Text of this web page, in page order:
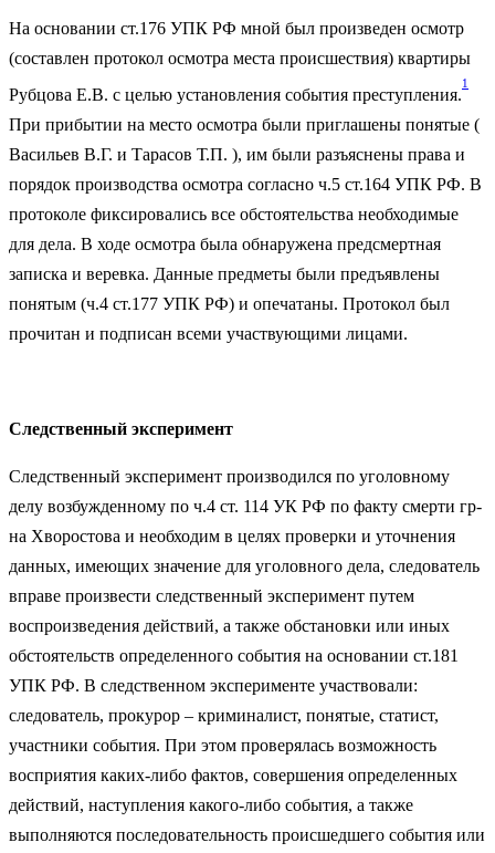
На основании ст.176 УПК РФ мной был произведен осмотр
(составлен протокол осмотра места происшествия) квартиры
Рубцова Е.В. с целью установления события преступления.
1
При прибытии на место осмотра были приглашены понятые (
Васильев В.Г. и Тарасов Т.П. ), им были разъяснены права и
порядок производства осмотра согласно ч.5 ст.164 УПК РФ. В
протоколе фиксировались все обстоятельства необходимые
для дела. В ходе осмотра была обнаружена предсмертная
записка и веревка. Данные предметы были предъявлены
понятым (ч.4 ст.177 УПК РФ) и опечатаны. Протокол был
прочитан и подписан всеми участвующими лицами.
Следственный эксперимент
Следственный эксперимент производился по уголовному
делу возбужденному по ч.4 ст. 114 УК РФ по факту смерти гр-
на Хворостова и необходим в целях проверки и уточнения
данных, имеющих значение для уголовного дела, следователь
вправе произвести следственный эксперимент путем
воспроизведения действий, а также обстановки или иных
обстоятельств определенного события на основании ст.181
УПК РФ. В следственном эксперименте участвовали:
следователь, прокурор – криминалист, понятые, статист,
участники события. При этом проверялась возможность
восприятия каких-либо фактов, совершения определенных
действий, наступления какого-либо события, а также
выполняются последовательность происшедшего события или